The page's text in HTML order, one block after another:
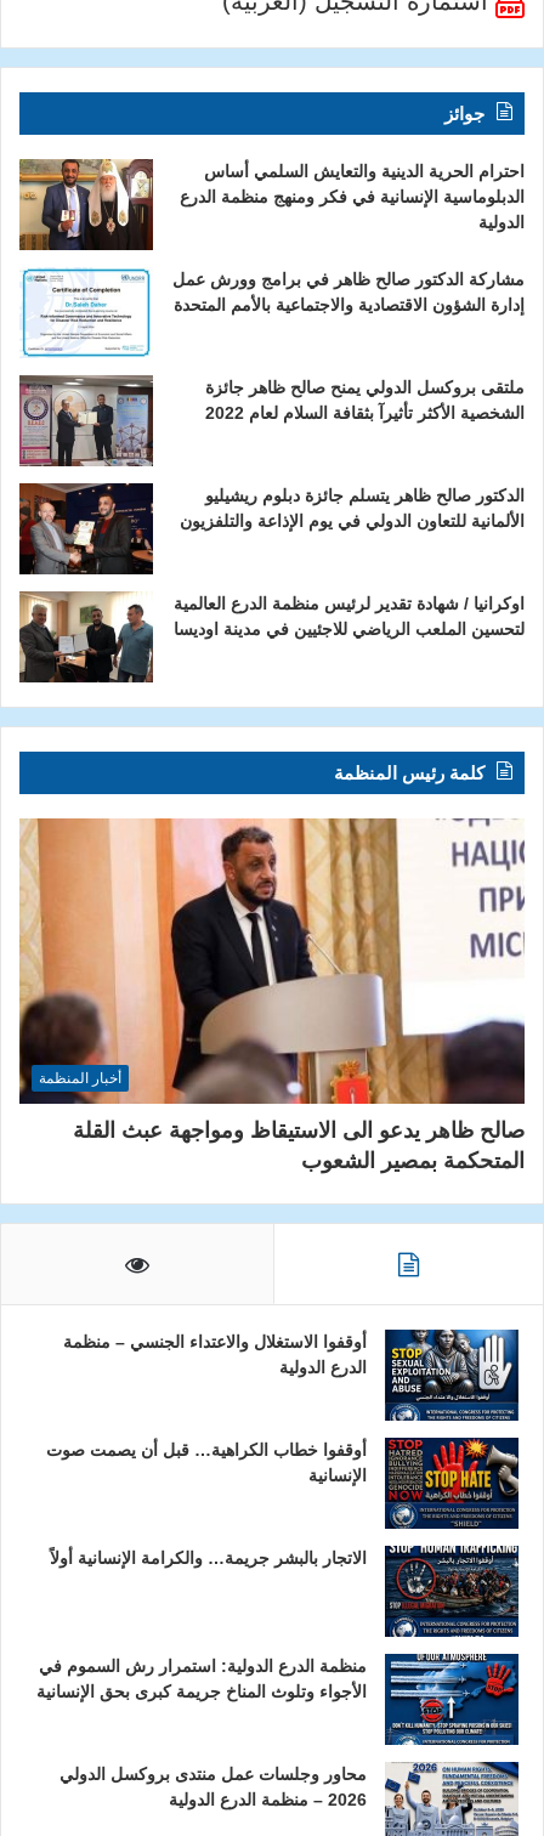
جوائز
احترام الحرية الدينية والتعايش السلمي أساس
الدبلوماسية الإنسانية في فكر ومنهج منظمة الدرع
الدولية
مشاركة الدكتور صالح ظاهر في برامج وورش عمل
إدارة الشؤون الاقتصادية والاجتماعية بالأمم المتحدة
ملتقى بروكسل الدولي يمنح صالح ظاهر جائزة
الشخصية الأكثر تأثيرآ بثقافة السلام لعام 2022
الدكتور صالح ظاهر يتسلم جائزة دبلوم ريشيليو
الألمانية للتعاون الدولي في يوم الإذاعة والتلفزيون
اوكرانيا / شهادة تقدير لرئيس منظمة الدرع العالمية
لتحسين الملعب الرياضي للاجئيين في مدينة اوديسا
كلمة رئيس المنظمة
أخبار المنظمة
صالح ظاهر يدعو الى الاستيقاظ ومواجهة عبث القلة
المتحكمة بمصير الشعوب
أوقفوا الاستغلال والاعتداء الجنسي – منظمة
الدرع الدولية
أوقفوا خطاب الكراهية… قبل أن يصمت صوت
الإنسانية
الاتجار بالبشر جريمة… والكرامة الإنسانية أولاً
منظمة الدرع الدولية: استمرار رش السموم في
الأجواء وتلوث المناخ جريمة كبرى بحق الإنسانية
محاور وجلسات عمل منتدى بروكسل الدولي
2026 – منظمة الدرع الدولية